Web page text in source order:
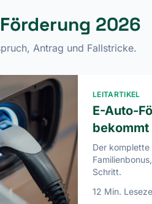
2026
Antrag und Fallstricke.
LEITARTIKEL
E-Auto-
Der
Schritt.
12 Min.